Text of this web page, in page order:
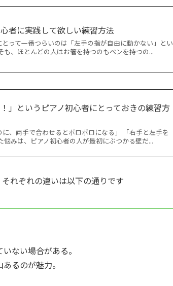
者に実践して欲しい練習方法
って一番つらいのは「左手の指が自由に動かない」とい
も、ほとんどの人はお箸を持つのもペンを持つの...
」というピアノ初心者にとっておきの練習方
に、両手で合わせるとボロボロになる」 「右手と左手を
みは、ピアノ初心者の人が最初にぶつかる壁だ...
れぞれの違いは以下の通りです
ない場合がある。
るのが魅力。